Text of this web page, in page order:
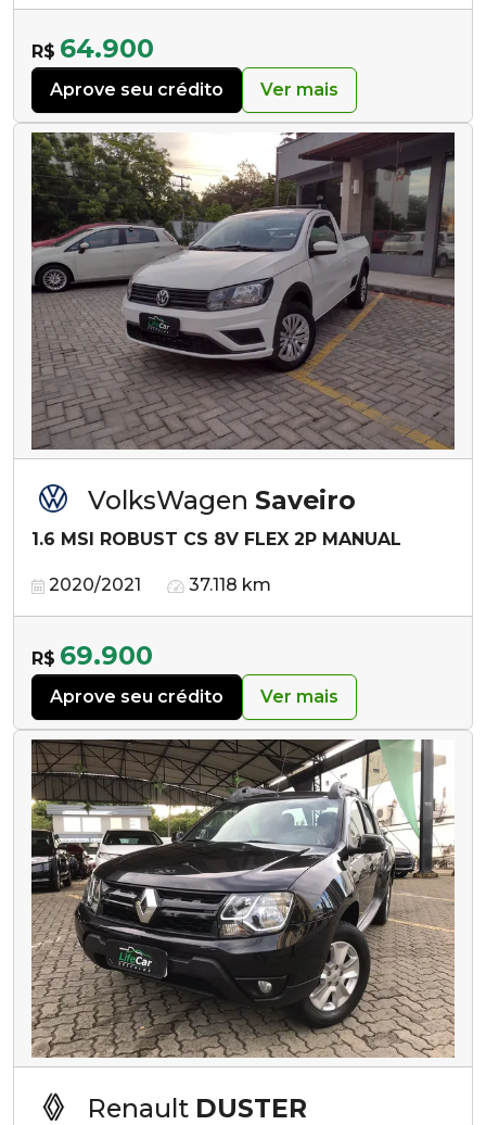
R$ 64.900
Aprove seu crédito Ver mais
VolksWagen Saveiro
1.6 MSI ROBUST CS 8V FLEX 2P MANUAL
2020/2021 37.118 km
R$ 69.900
Aprove seu crédito Ver mais
Renault DUSTER